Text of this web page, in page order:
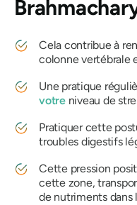
Cela contribue à
colonne vertébrale
Une pratique
votreniveau de
Pratiquer cette
troubles digestifs
Cette pression
cette zone,
de nutriments dans